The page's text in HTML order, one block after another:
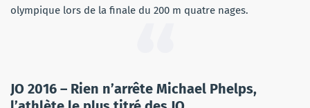
olympique lors de la finale du 200 m quatre nages.
JO 2016 – Rien n’arrête Michael Phelps,